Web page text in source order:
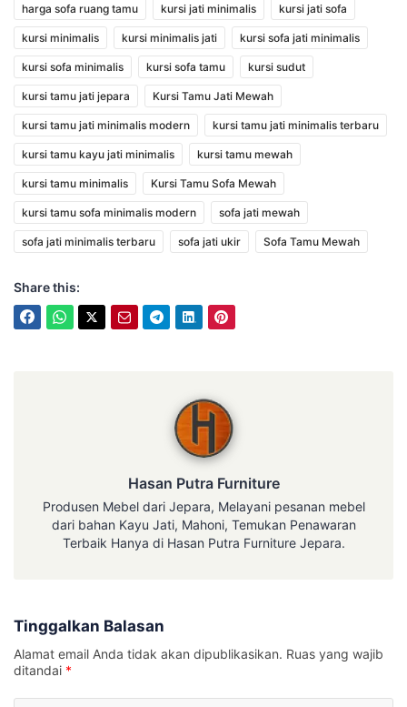
harga sofa ruang tamu kursi jati minimalis kursi jati sofa
kursi minimalis kursi minimalis jati kursi sofa jati minimalis
kursi sofa minimalis kursi sofa tamu kursi sudut
kursi tamu jati jepara Kursi Tamu Jati Mewah
kursi tamu jati minimalis modern kursi tamu jati minimalis terbaru
kursi tamu kayu jati minimalis kursi tamu mewah
kursi tamu minimalis Kursi Tamu Sofa Mewah
kursi tamu sofa minimalis modern sofa jati mewah
sofa jati minimalis terbaru sofa jati ukir Sofa Tamu Mewah
Share this:
Hasan Putra Furniture
Produsen Mebel dari Jepara, Melayani pesanan mebel
dari bahan Kayu Jati, Mahoni, Temukan Penawaran
Terbaik Hanya di Hasan Putra Furniture Jepara.
Tinggalkan Balasan
Alamat email Anda tidak akan dipublikasikan. Ruas yang wajib
ditandai *